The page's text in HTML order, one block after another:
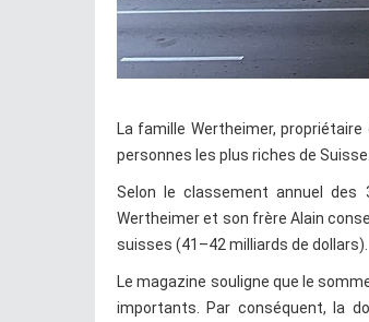
La famille Wertheimer,
personnes les plus riches de Suisse.
Selon le classement annuel des
Wertheimer et son frère Alain
suisses (41–42 milliards de dollars).
Le magazine souligne que le
importants. Par conséquent, la